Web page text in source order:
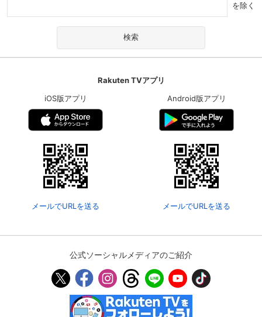
を除く
Rakuten TVアプリ
iOS版アプリ
メールでURLを送る
Android版アプリ
メールでURLを送る
公式ソーシャルメディアのご紹介